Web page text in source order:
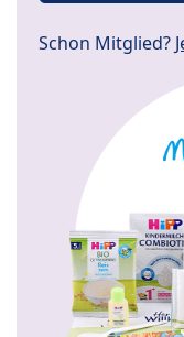
Schon Mitglied?